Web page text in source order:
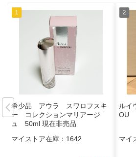
希少品 アウラ スワロフスキ
ー コレクションマリアージ
ュ 50ml 現在非売品
マイストア在庫： 1642
ルイ
OU
マイ